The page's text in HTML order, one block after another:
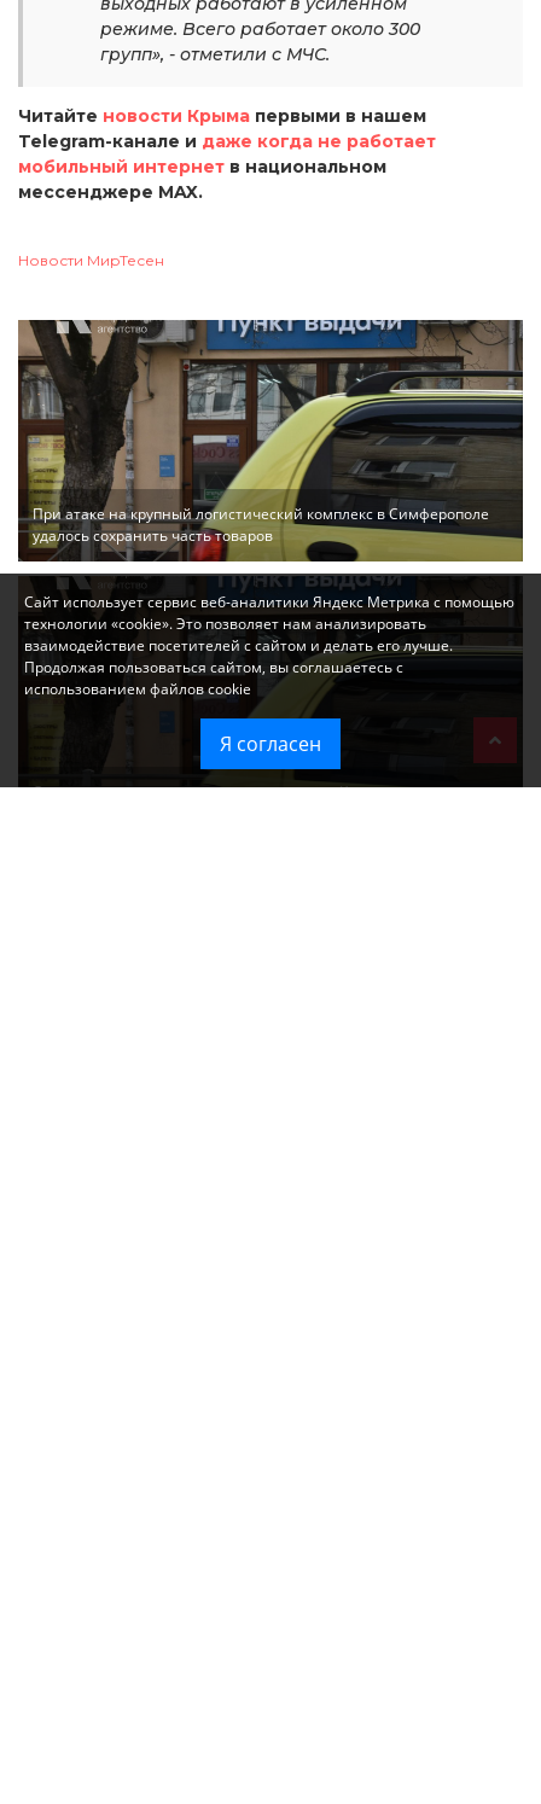
режиме. Всего работает около 300
групп», - отметили с МЧС.
Читайте новости Крыма первыми в нашем
Telegram-канале и даже когда не работает
мобильный интернет в национальном
мессенджере MAX.
Новости МирТесен
При атаке на крупный логистический комплекс в Симферополе
удалось сохранить часть товаров
Ozon перестал принимать новые заказы в Крым
Сайт использует сервис веб-аналитики Яндекс Метрика с помощью
технологии «cookie». Это позволяет нам анализировать
взаимодействие посетителей с сайтом и делать его лучше.
Продолжая пользоваться сайтом, вы соглашаетесь с
использованием файлов cookie
Я согласен